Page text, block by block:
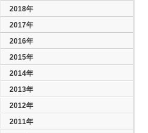
2018年
2017年
2016年
2015年
2014年
2013年
2012年
2011年